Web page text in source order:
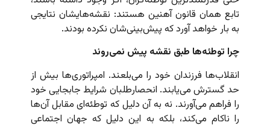
تابع همان قانون آهنین هستند: نقشه‌هایشان نتایجی
به بار خواهد آورد که پیش‌بینی‌شان نکرده بودند.
چرا توطئه‌ها طبق نقشه پیش نمی‌روند
انقلاب‌ها فرزندان خود را می‌بلعند. امپراتوری‌ها بیش از
حد گسترش می‌یابند. انحصارطلبان شرایط جابجایی خود
را فراهم می‌آورند. نه به آن دلیل که توطئه‌ای مقابل آن‌ها
را ناکام می‌کند، بلکه به این دلیل که جهان اجتماعی